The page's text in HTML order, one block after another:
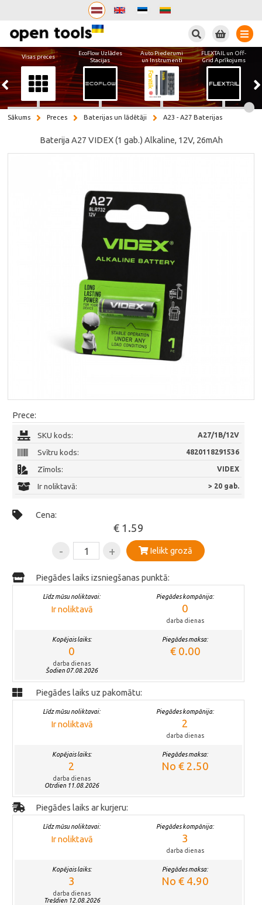
Visas preces
EcoFlow Uzlādes
Stacijas
Auto Piederumi
un Instrumenti
FLEXTAIL un Off-
Grid Aprīkojums
Sākums Preces Baterijas un lādētāji A23 - A27 Baterijas
Baterija A27 VIDEX (1 gab.) Alkaline, 12V, 26mAh
Prece:
SKU kods: A27/1B/12V
Svītru kods: 4820118291536
Zīmols: VIDEX
Ir noliktavā: > 20 gab.
Cena:
€ 1.59
- + Ielikt grozā
Piegādes laiks izsniegšanas punktā:
Līdz mūsu noliktavai:
Ir noliktavā
Piegādes kompānija:
0
darba dienas
Kopējais laiks:
0
darba dienas
Šodien 07.08.2026
Piegādes maksa:
€ 0.00
Piegādes laiks uz pakomātu:
Līdz mūsu noliktavai:
Ir noliktavā
Piegādes kompānija:
2
darba dienas
Kopējais laiks:
2
darba dienas
Otrdien 11.08.2026
Piegādes maksa:
No € 2.50
Piegādes laiks ar kurjeru:
Līdz mūsu noliktavai:
Ir noliktavā
Piegādes kompānija:
3
darba dienas
Kopējais laiks:
3
darba dienas
Trešdien 12.08.2026
Piegādes maksa:
No € 4.90